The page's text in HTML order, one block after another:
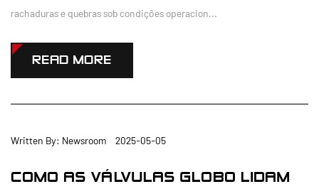
rachaduras e quebras sob condições operacion...
READ MORE
Written By: Newsroom 2025-05-05
COMO AS VÁLVULAS GLOBO LIDAM